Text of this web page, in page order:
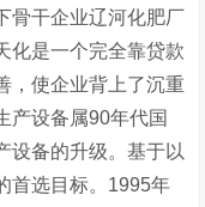
骨干企业辽河化肥厂
化是一个完全靠贷款
，使企业背上了沉重
产设备属90年代国
设备的升级。基于以
首选目标。1995年